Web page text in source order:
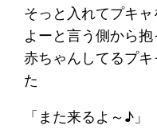
そっと入れてプキ
よーと言う側から
赤ちゃんしてるプ
た
「また来るよ～♪」